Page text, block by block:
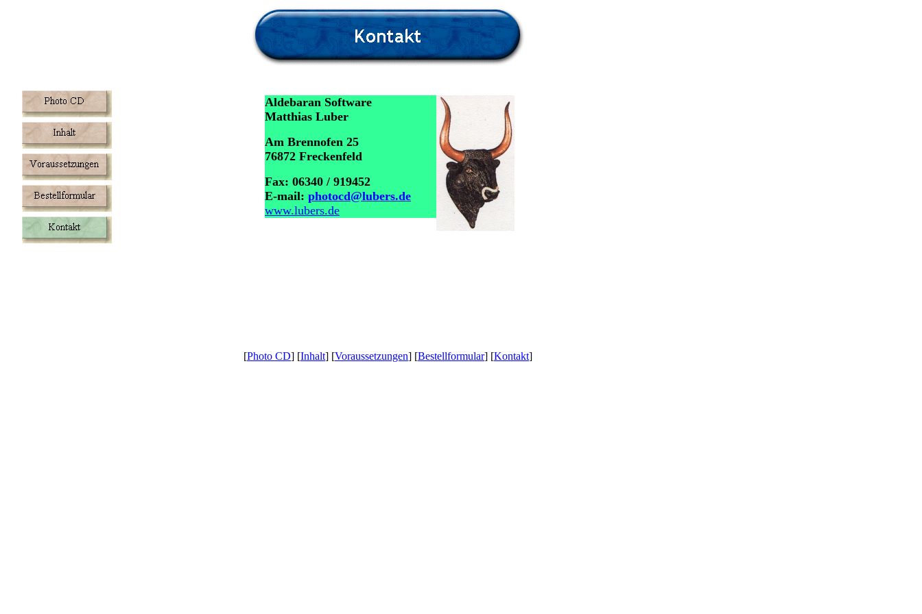
Aldebaran Software
Matthias Luber
Am Brennofen 25
76872 Freckenfeld
Fax: 06340 / 919452
E-mail: photocd@lubers.de
www.lubers.de
[Photo CD] [Inhalt] [Voraussetzungen] [Bestellformular] [Kontakt]